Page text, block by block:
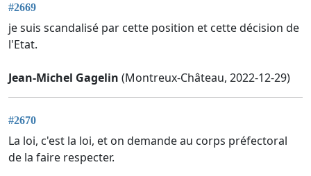
#2669
je suis scandalisé par cette position et cette décision de
l'Etat.
Jean-Michel Gagelin (Montreux-Château, 2022-12-29)
#2670
La loi, c'est la loi, et on demande au corps préfectoral
de la faire respecter.